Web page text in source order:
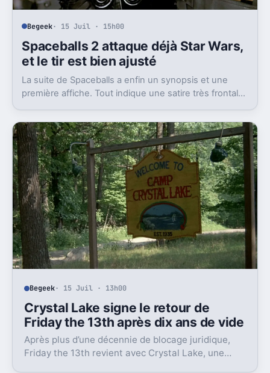
Begeek· 15 Juil · 15h00
Spaceballs 2 attaque déjà Star Wars,
et le tir est bien ajusté
La suite de Spaceballs a enfin un synopsis et une
première affiche. Tout indique une satire très frontale
Begeek· 15 Juil · 13h00
Crystal Lake signe le retour de
Friday the 13th après dix ans de vide
Après plus d’une décennie de blocage juridique,
Friday the 13th revient avec Crystal Lake, une